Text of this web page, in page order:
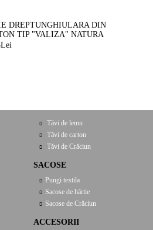
DREPTUNGHIULARA DIN
TIP "VALIZA" NATURA
VERDE/AURIE, 33,0 X 18,5
Tăvi de lemn
Tăvi de carton
Tăvi de Crăciun
SACOSE
Pungi textila
Sacose de hârtie
Sacose de Crăciun
ACCESORII